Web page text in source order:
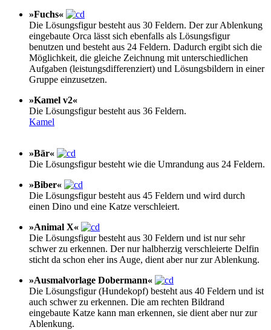
»Fuchs«
Die Lösungsfigur besteht aus 30 Feldern. Der zur Ablenkung
eingebaute Orca lässt sich ebenfalls als Lösungsfigur
benutzen und besteht aus 24 Feldern. Dadurch ergibt sich die
Möglichkeit, die gleiche Zeichnung mit unterschiedlichen
Aufgaben (leistungsdifferenziert) und Lösungsbildern in einer
Gruppe einzusetzen.
»Kamel v2«
Die Lösungsfigur besteht aus 36 Feldern.
Kamel
»Bär«
Die Lösungsfigur besteht wie die Umrandung aus 24 Feldern.
»Biber«
Die Lösungsfigur besteht aus 45 Feldern und wird durch
einen Dino und eine Katze verschleiert.
»Animal X«
Die Lösungsfigur besteht aus 30 Feldern und ist nur sehr
schwer zu erkennen. Der nur halbherzig verschleierte Delfin
sticht da schon eher ins Auge, dient aber nur zur Ablenkung.
»Ausmalvorlage Dobermann«
Die Lösungsfigur (Hundekopf) besteht aus 40 Feldern und ist
auch schwer zu erkennen. Die am rechten Bildrand
eingebaute Katze kann man erkennen, sie dient aber nur zur
Ablenkung.